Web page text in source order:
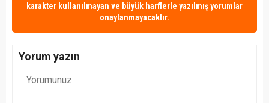
karakter kullanılmayan ve büyük harflerle yazılmış yorumlar
onaylanmayacaktır.
Yorum yazın